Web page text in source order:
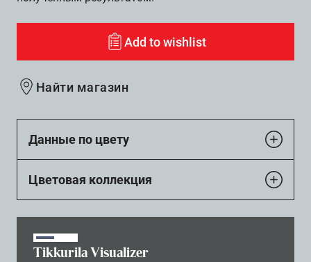
Add to wishlist
Найти магазин
Данные по цвету
Цветовая коллекция
Tikkurila Visualizer